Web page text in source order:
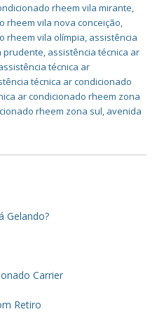
rheem vila mirante,
rheem vila nova conceição,
rheem vila olímpia, assistência
prudente, assistência técnica ar
técnica ar
técnica ar condicionado
ar condicionado rheem zona
rheem zona sul, avenida
Gelando?
Carrier
Retiro